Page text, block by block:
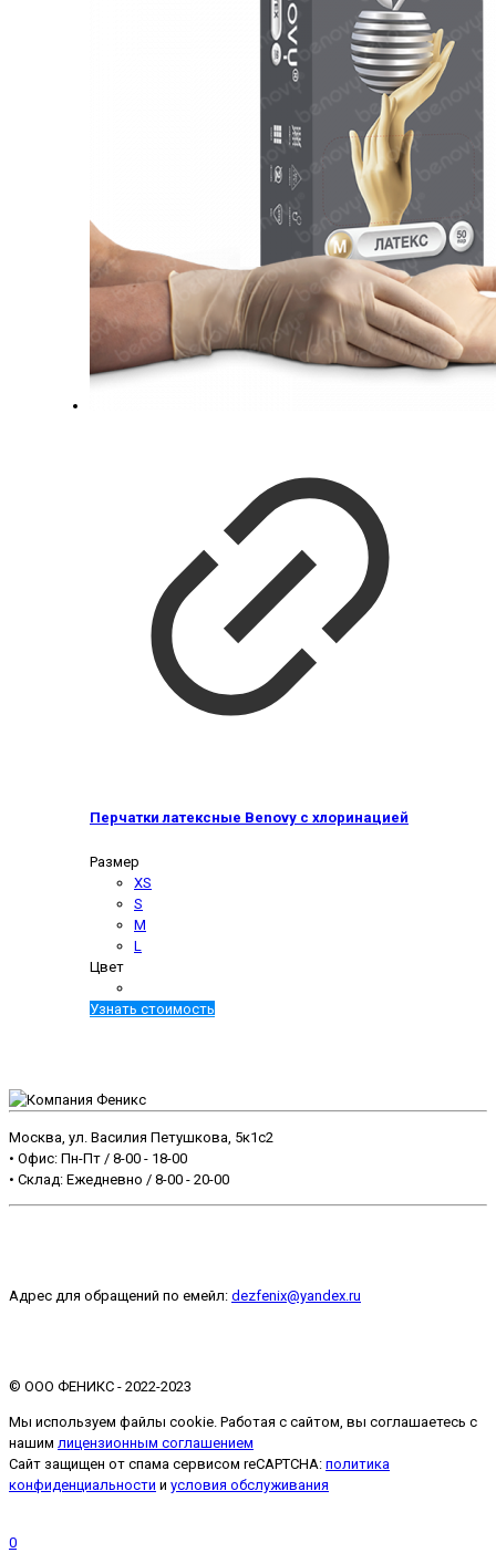
Перчатки латексные Benovy с хлоринацией
Размер
XS
S
M
L
Цвет
Узнать стоимость
Москва, ул. Василия Петушкова, 5к1с2
• Офис: Пн-Пт / 8-00 - 18-00
• Склад: Ежедневно / 8-00 - 20-00
Адрес для обращений по емейл: dezfenix@yandex.ru
©️ ООО ФЕНИКС - 2022-2023
Мы используем файлы cookie. Работая с сайтом, вы соглашаетесь с
нашим лицензионным соглашением
Сайт защищен от спама сервисом reCAPTCHA: политика
конфиденциальности и условия обслуживания
0